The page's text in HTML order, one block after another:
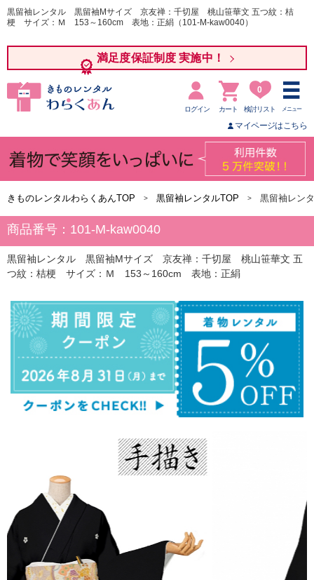
黒留袖レンタル 黒留袖Mサイズ 京友禅：千切屋 桃山笹華文 五つ紋：桔
梗 サイズ：Ｍ 153～160cm 表地：正絹（101-M-kaw0040）
満足度保証制度 実施中！
ログイン カート
0
検討リスト メニュー
マイページはこちら
きものレンタルわらくあんTOP 黒留袖レンタルTOP 黒留袖レン
商品番号：101-M-kaw0040
黒留袖レンタル 黒留袖Mサイズ 京友禅：千切屋 桃山笹華文 五
つ紋：桔梗 サイズ：Ｍ 153～160cm 表地：正絹